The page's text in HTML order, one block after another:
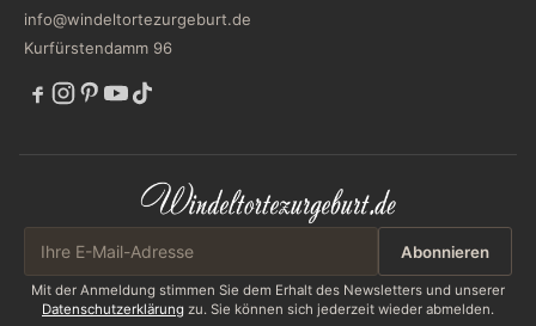
info@windeltortezurgeburt.de
Kurfürstendamm 96
Abonnieren
Mit der Anmeldung stimmen Sie dem Erhalt des Newsletters und unserer
Datenschutzerklärung zu. Sie können sich jederzeit wieder abmelden.